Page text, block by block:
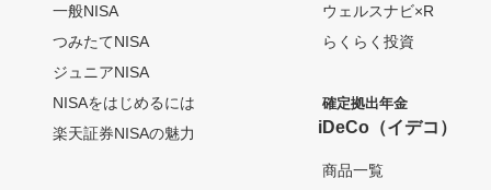
一般NISA
つみたてNISA
ジュニアNISA
NISAをはじめるには
楽天証券NISAの魅力
ウェルスナビ×R
らくらく投資
確定拠出年金
iDeCo（イデコ）
商品一覧